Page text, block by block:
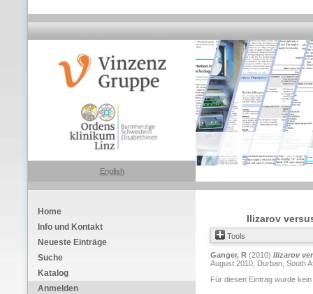
English
Home
Info und Kontakt
Neueste Einträge
Suche
Katalog
Anmelden
Ilizarov
Tools
Ganger, R (2010) Ilizarov
August 2010, Durban, South
Für diesen Eintrag wurde